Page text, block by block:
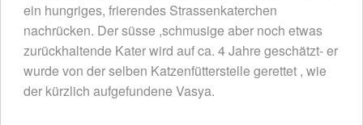
ein hungriges, frierendes Strassenkaterchen
nachrücken. Der süsse ,schmusige aber noch etwas
zurückhaltende Kater wird auf ca. 4 Jahre geschätzt- er
wurde von der selben Katzenfütterstelle gerettet , wie
der kürzlich aufgefundene Vasya.